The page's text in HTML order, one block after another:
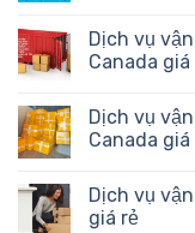
Dịch vụ
Canada giá
Dịch vụ
Canada giá
Dịch vụ
giá rẻ